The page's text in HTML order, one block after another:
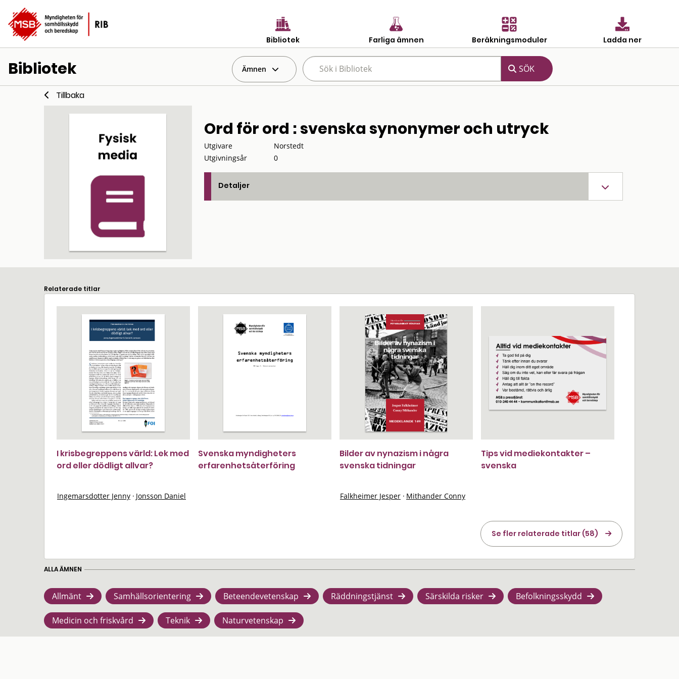
Bibliotek Farliga ämnen Beräkningsmoduler Ladda ner
Bibliotek Ämnen
Tillbaka
Ord för ord : svenska synonymer och utryck
Utgivare
Norstedt
Utgivningsår
0
Detaljer
Relaterade titlar
I krisbegreppens värld: Lek med
ord eller dödligt allvar?
Ingemarsdotter Jenny · Jonsson Daniel
Svenska myndigheters
erfarenhetsåterföring
Bilder av nynazism i några
svenska tidningar
Falkheimer Jesper · Mithander Conny
Tips vid mediekontakter –
svenska
Se fler relaterade titlar (58)
ALLA ÄMNEN
Allmänt Samhällsorientering Beteendevetenskap Räddningstjänst Särskilda risker Befolkningsskydd
Medicin och friskvård Teknik Naturvetenskap